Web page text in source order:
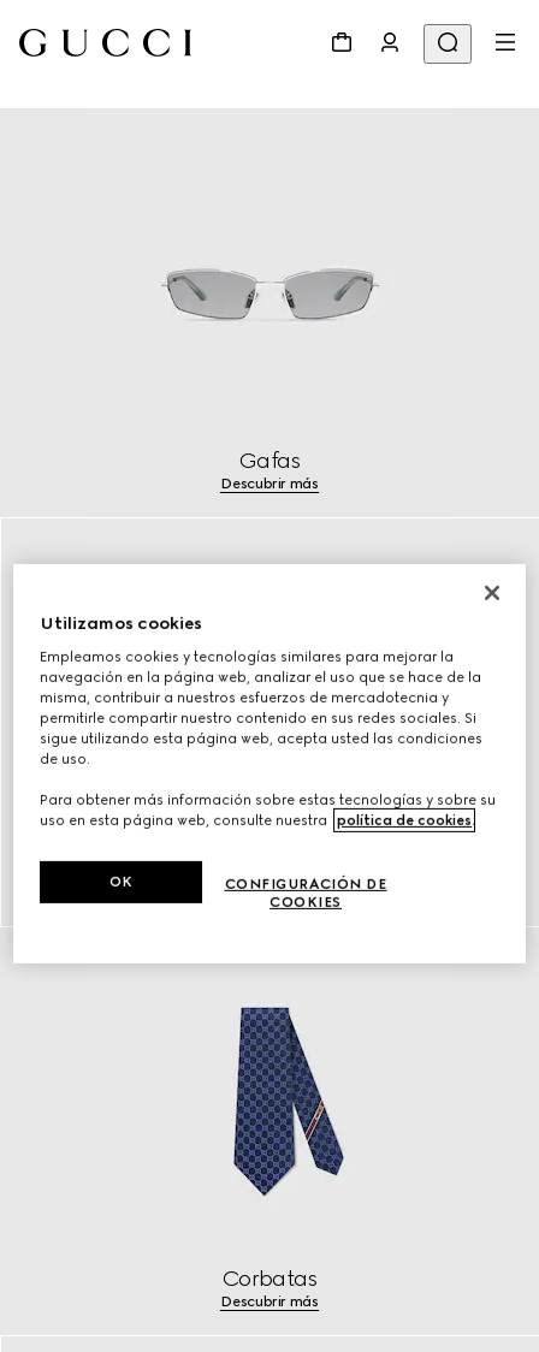
Gafas
Descubrir más
DESCUBRIR más
Corbatas
Descubrir más
Utilizamos cookies
Empleamos cookies y tecnologías similares para mejorar la
navegación en la página web, analizar el uso que se hace de la
misma, contribuir a nuestros esfuerzos de mercadotecnia y
permitirle compartir nuestro contenido en sus redes sociales. Si
sigue utilizando esta página web, acepta usted las condiciones
de uso.
Para obtener más información sobre estas tecnologías y sobre su
uso en esta página web, consulte nuestra
política de cookies
CONFIGURACIÓN DE
COOKIES
OK